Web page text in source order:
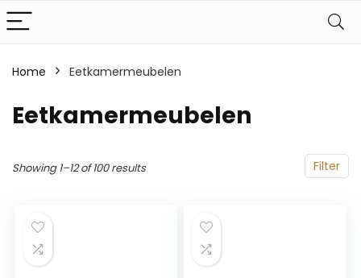
Home Eetkamermeubelen
Eetkamermeubelen
Filter
Showing 1–12 of 100 results